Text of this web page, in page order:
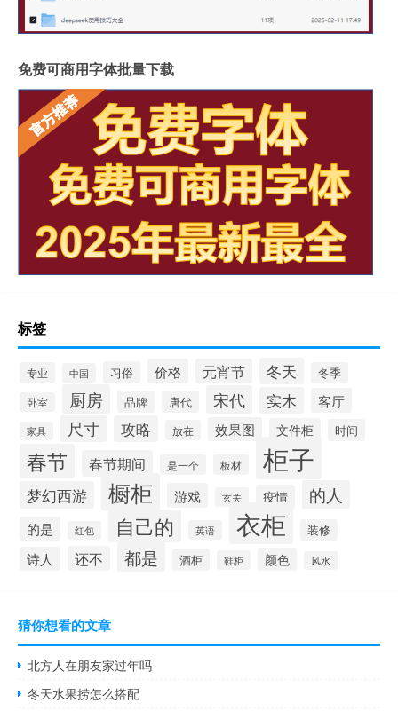
免费可商用字体批量下载
标签
专业 中国 习俗 价格 元宵节 冬天 冬季
卧室 厨房 品牌 唐代 宋代 实木 客厅
家具 尺寸 攻略 放在 效果图 文件柜 时间
春节 春节期间 是一个 板材 柜子
梦幻西游 橱柜 游戏 玄关 疫情 的人
的是 红包 自己的 英语 衣柜 装修
诗人 还不 都是 酒柜 鞋柜 颜色 风水
猜你想看的文章
北方人在朋友家过年吗
冬天水果捞怎么搭配